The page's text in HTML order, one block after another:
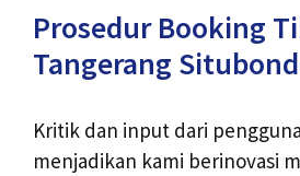
Prosedur Booking
Tangerang
Kritik dan input dari
menjadikan kami berinovasi